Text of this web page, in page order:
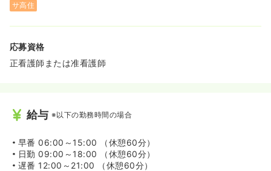
サ高住
応募資格
正看護師または准看護師
給与 ※以下の勤務時間の場合
早番 06:00～15:00 （休憩60分）
日勤 09:00～18:00 （休憩60分）
遅番 12:00～21:00 （休憩60分）